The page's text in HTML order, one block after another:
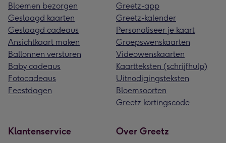
Bloemen bezorgen
Geslaagd kaarten
Geslaagd cadeaus
Ansichtkaart maken
Ballonnen versturen
Baby cadeaus
Fotocadeaus
Feestdagen
Greetz-app
Greetz-kalender
Personaliseer je kaart
Groepswenskaarten
Videowenskaarten
Kaartteksten (schrijfhulp)
Uitnodigingsteksten
Bloemsoorten
Greetz kortingscode
Klantenservice Over Greetz